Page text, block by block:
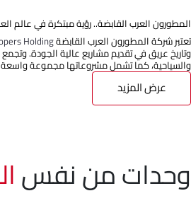
المطورون العرب القابضة.. رؤية مبتكرة في عالم
تعتبر شركة المطورون العرب القابضةHolding
وتاريخ عريق في تقديم مشاريع عالية الجودة.
والسياحية، كما تشمل مشروعاتها مجموعة
عرض المزيد
وحدات من نفس